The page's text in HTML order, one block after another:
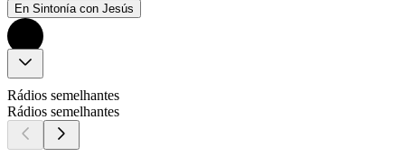
En Sintonía con Jesús
Rádios semelhantes
Rádios semelhantes